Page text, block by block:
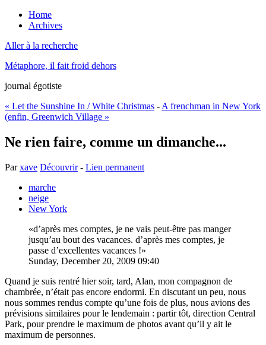
Home
Archives
Aller à la recherche
Métaphore, il fait froid dehors
journal égotiste
« Let the Sunshine In / White Christmas - A frenchman in New York
(enfin, Greenwich Village »
Ne rien faire, comme un dimanche...
Parxave Découvrir- Lien permanent
marche
neige
New York
d’après mes comptes, je ne vais peut-être pas manger
jusqu’au bout des vacances. d’après mes comptes, je
passe d’excellentes vacances !
Sunday, December 20, 2009 09:40
Quand je suis rentré hier soir, tard, Alan, mon compagnon de
chambrée, n’était pas encore endormi. En discutant un peu, nous
nous sommes rendus compte qu’une fois de plus, nous avions des
prévisions similaires pour le lendemain : partir tôt, direction Central
Park, pour prendre le maximum de photos avant qu’il y ait le
maximum de personnes.